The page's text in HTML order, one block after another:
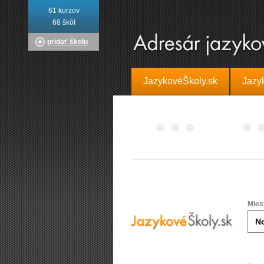
JazykovéŠkoly.sk
61 kurzov
68 škôl
pridať školu